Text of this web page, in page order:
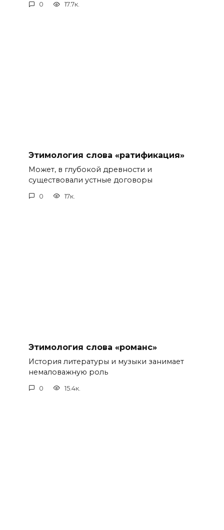
0 17.7к.
Этимология слова «ратификация»
Может, в глубокой древности и
существовали устные договоры
0 17к.
Этимология слова «романс»
История литературы и музыки занимает
немаловажную роль
0 15.4к.